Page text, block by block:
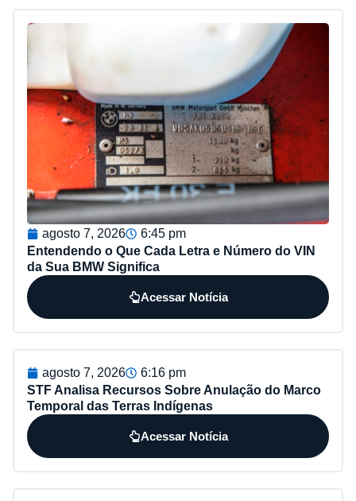
agosto 7, 2026
6:45 pm
Entendendo o Que Cada Letra e Número do VIN
da Sua BMW Significa
Acessar Notícia
agosto 7, 2026
6:16 pm
STF Analisa Recursos Sobre Anulação do Marco
Temporal das Terras Indígenas
Acessar Notícia